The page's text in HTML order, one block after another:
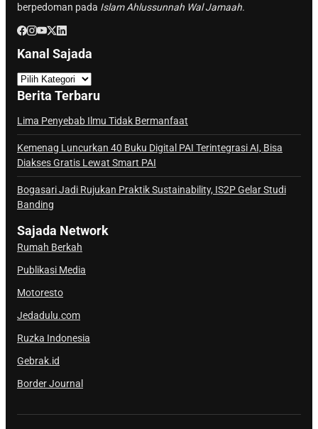
berpedoman pada Islam Ahlussunnah Wal Jamaah.
Kanal Sajada
a
n
a
l
S
j
a
Berita Terbaru
Lima Penyebab Ilmu Tidak Bermanfaat
Kemenag Luncurkan 40 Buku Digital PAI Terintegrasi AI, Bisa
Diakses Gratis Lewat Smart PAI
Bogasari Jadi Rujukan Praktik Sustainability, IS2P Gelar Studi
Banding
Sajada Network
Rumah Berkah
Publikasi Media
Motoresto
Jedadulu.com
Ruzka Indonesia
Gebrak.id
Border Journal